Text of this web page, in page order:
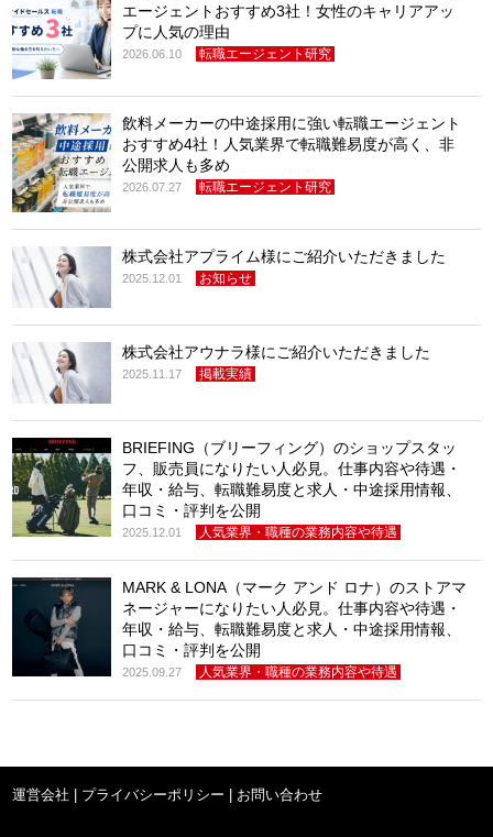
エージェントおすすめ3社！女性のキャリアアッ
プに人気の理由
2026.06.10 転職エージェント研究
飲料メーカーの中途採用に強い転職エージェント
おすすめ4社！人気業界で転職難易度が高く、非
公開求人も多め
2026.07.27 転職エージェント研究
株式会社アプライム様にご紹介いただきました
2025.12.01 お知らせ
株式会社アウナラ様にご紹介いただきました
2025.11.17 掲載実績
BRIEFING（ブリーフィング）のショップスタッ
フ、販売員になりたい人必見。仕事内容や待遇・
年収・給与、転職難易度と求人・中途採用情報、
口コミ・評判を公開
2025.12.01 人気業界・職種の業務内容や待遇
MARK & LONA（マーク アンド ロナ）のストアマ
ネージャーになりたい人必見。仕事内容や待遇・
年収・給与、転職難易度と求人・中途採用情報、
口コミ・評判を公開
2025.09.27 人気業界・職種の業務内容や待遇
運営会社 プライバシーポリシー お問い合わせ